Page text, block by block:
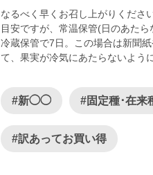
なるべく早くお召し上がりください
目安ですが、常温保管(日のあた
冷蔵保管で7日。この場合は新聞
て、果実が冷気にあたらないよう
#新◯◯ #固定種･在来
#訳あってお買い得